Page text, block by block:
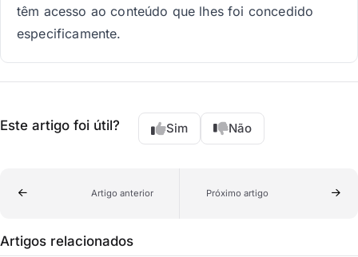
têm acesso ao conteúdo que lhes foi concedido
especificamente.
Este artigo foi útil? Sim Não
Artigo anterior Próximo artigo
Artigos relacionados